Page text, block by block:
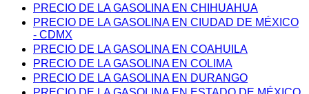
PRECIO DE LA GASOLINA EN CHIHUAHUA
PRECIO DE LA GASOLINA EN CIUDAD DE MÉXICO
- CDMX
PRECIO DE LA GASOLINA EN COAHUILA
PRECIO DE LA GASOLINA EN COLIMA
PRECIO DE LA GASOLINA EN DURANGO